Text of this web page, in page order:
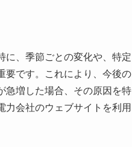
に、季節ごとの変化や、特定
要です。これにより、今後の
急増した場合、その原因を特
力会社のウェブサイトを利用